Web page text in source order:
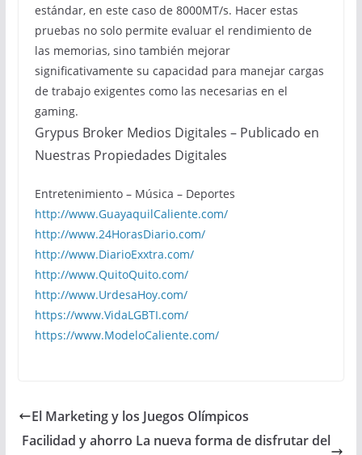
estándar, en este caso de 8000MT/s. Hacer estas
pruebas no solo permite evaluar el rendimiento de
las memorias, sino también mejorar
significativamente su capacidad para manejar cargas
de trabajo exigentes como las necesarias en el
gaming.
Grypus Broker Medios Digitales – Publicado en
Nuestras Propiedades Digitales
Entretenimiento – Música – Deportes
http://www.GuayaquilCaliente.com/
http://www.24HorasDiario.com/
http://www.DiarioExxtra.com/
http://www.QuitoQuito.com/
http://www.UrdesaHoy.com/
https://www.VidaLGBTI.com/
https://www.ModeloCaliente.com/
El Marketing y los Juegos Olímpicos
Facilidad y ahorro La nueva forma de disfrutar del